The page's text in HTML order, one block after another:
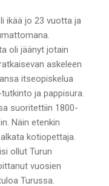
ikää jo 23 vuotta ja
oli jäänyt jotain
askeleen
itseopiskelua
ja pappisura.
suoritettiin 1800-
Näin etenkin
kotiopettaja.
ollut Turun
vuosien
Turussa.